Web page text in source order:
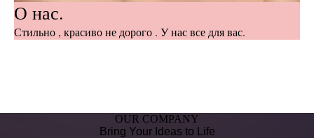
О нас.
Стильно , красиво не дорого . У нас все для вас.
OUR COMPANY
Bring Your Ideas to Life